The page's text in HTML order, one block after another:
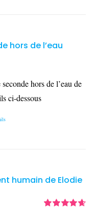
hors de l’eau
hors de l’eau de
ci-dessous
humain de Elodie